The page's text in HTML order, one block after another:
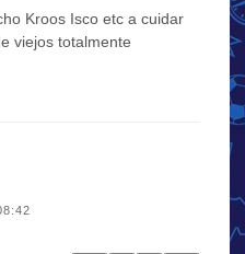
Kroos Isco etc a cuidar
viejos totalmente